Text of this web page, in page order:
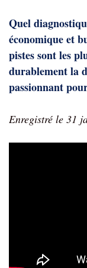
Quel
économique et
pistes sont les
durablement la
passionnant
Enregistré le 31